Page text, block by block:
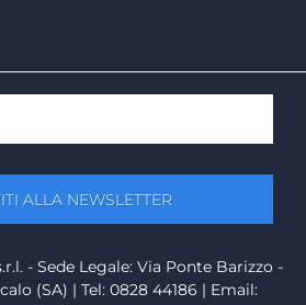
- Sede Legale: Via Ponte Barizzo -
(SA) | Tel: 0828 44186 | Email: